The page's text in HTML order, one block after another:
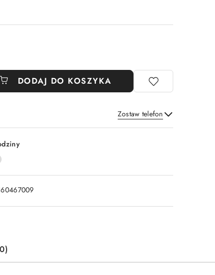
DODAJ DO KOSZYKA
Zostaw telefon
Wyślij